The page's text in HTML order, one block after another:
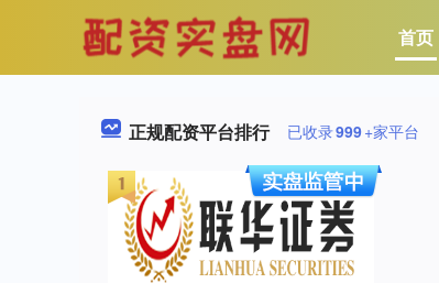
首页
正规配资平台排行 已收录999+家平台